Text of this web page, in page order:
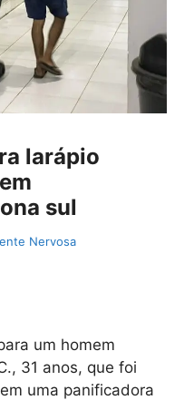
larápio
sul
Nervosa
um homem
31 anos, que foi
uma panificadora